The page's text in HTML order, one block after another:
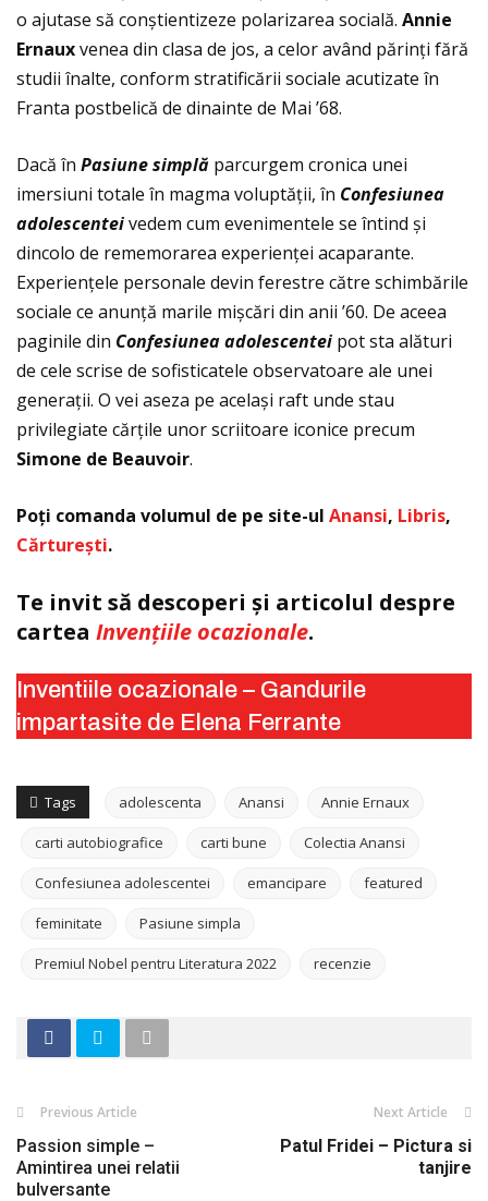
o ajutase să conștientizeze polarizarea socială. Annie
Ernauxvenea din clasa de jos, a celor având părinţi fără
studii înalte, conform stratificării sociale acutizate în
Franta postbelică de dinainte de Mai ’68.
Dacă în Pasiune simplă parcurgem cronica unei
imersiuni totale în magma voluptăţii, în Confesiunea
adolescenteivedem cum evenimentele se întind și
dincolo de rememorarea experienţei acaparante.
Experienţele personale devin ferestre către schimbările
sociale ce anunţă marile mișcări din anii ’60. De aceea
paginile din Confesiunea adolescentei pot sta alături
de cele scrise de sofisticatele observatoare ale unei
generaţii. O vei aseza pe același raft unde stau
privilegiate cărţile unor scriitoare iconice precum
Simone de Beauvoir.
Poţi comanda volumul de pe site-ul Anansi, Libris,
Cărturești.
Te invit să descoperi și articolul despre
cartea Invenţiile ocazionale.
Inventiile ocazionale – Gandurile
impartasite de Elena Ferrante
Tags adolescenta Anansi Annie Ernaux
carti autobiografice carti bune Colectia Anansi
Confesiunea adolescentei emancipare featured
feminitate Pasiune simpla
Premiul Nobel pentru Literatura 2022 recenzie
Previous Article
Passion simple –
Amintirea unei relatii
bulversante
Next Article
Patul Fridei – Pictura si
tanjire